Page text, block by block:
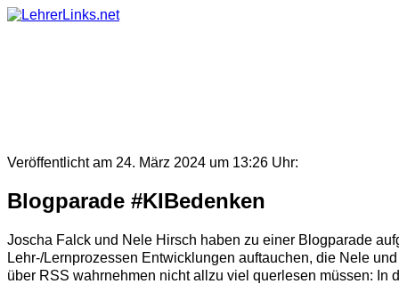
Skip
Veröffentlicht am 24. März 2024 um 13:26 Uhr:
Blogparade #KIBedenken
Joscha Falck und Nele Hirsch haben zu einer Blogparade
Lehr-/Lernprozessen Entwicklungen auftauchen, die Nele
über RSS wahrnehmen nicht allzu viel querlesen müssen: In